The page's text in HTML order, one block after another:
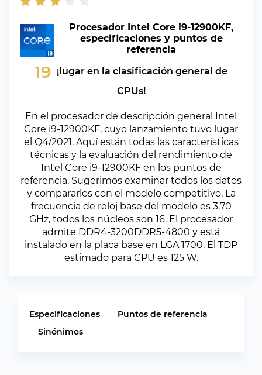
Procesador Intel Core i9-12900KF,
especificaciones y puntos de
referencia
19 ¡lugar en la clasificación general de
CPUs!
En el procesador de descripción general Intel
Core i9-12900KF, cuyo lanzamiento tuvo lugar
el Q4/2021. Aquí están todas las características
técnicas y la evaluación del rendimiento de
Intel Core i9-12900KF en los puntos de
referencia. Sugerimos examinar todos los datos
y compararlos con el modelo competitivo. La
frecuencia de reloj base del modelo es 3.70
GHz, todos los núcleos son 16. El procesador
admite DDR4-3200DDR5-4800 y está
instalado en la placa base en LGA 1700. El TDP
estimado para CPU es 125 W.
Especificaciones
Puntos de referencia
Sinónimos